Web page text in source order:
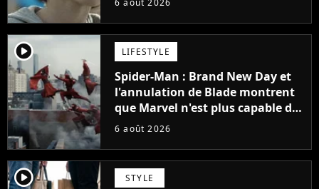
player2 LIFESTYLE
Spider-Man : Brand New Day et
l'annulation de Blade montrent
que Marvel n'est plus capable de
faire quoi que ce soit de simple
6 août 2026
player2 STYLE